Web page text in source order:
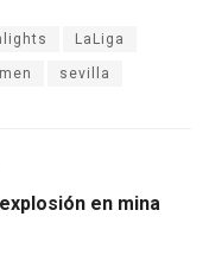
LaLiga
sevilla
en mina